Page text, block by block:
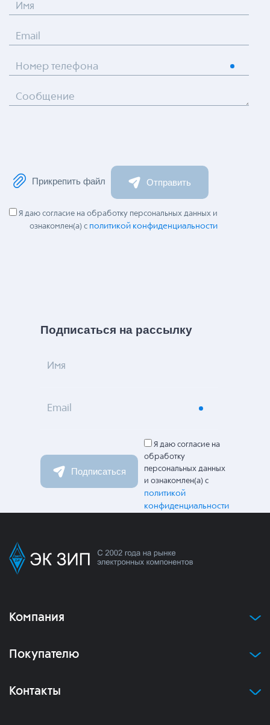
Имя
Email
Номер телефона
Сообщение
Прикрепить файл Отправить
Я даю согласие на обработку персональных данных и
ознакомлен(а) с политикой конфиденциальности
Подписаться на рассылку
Имя
Email
Подписаться
Я даю согласие на
обработку
персональных данных
и ознакомлен(а) с
политикой
конфиденциальности
Компания
Покупателю
Контакты